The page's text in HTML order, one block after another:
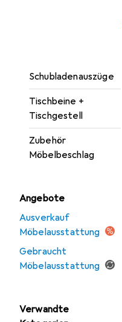
Schubladenauszüge
Tischbeine +
Tischgestell
Zubehör
Möbelbeschlag
Angebote
Ausverkauf
Möbelausstattung
Gebraucht
Möbelausstattung
Verwandte